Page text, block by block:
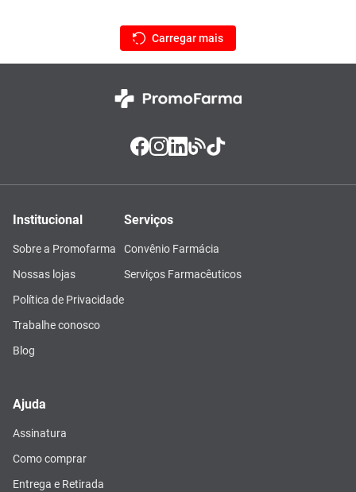
Institucional
Sobre a Promofarma
Nossas lojas
Política de Privacidade
Trabalhe conosco
Blog
Serviços
Convênio Farmácia
Serviços Farmacêuticos
Ajuda
Assinatura
Como comprar
Entrega e Retirada